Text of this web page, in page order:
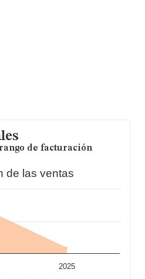
de facturación
de las ventas
2025